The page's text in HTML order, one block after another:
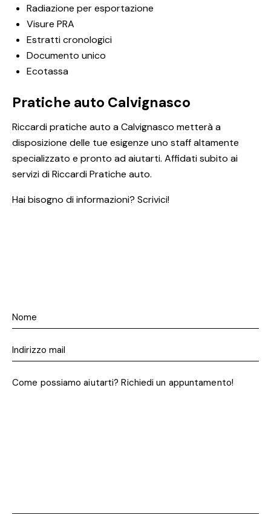
Radiazione per esportazione
Visure PRA
Estratti cronologici
Documento unico
Ecotassa
Pratiche auto Calvignasco
Riccardi pratiche auto a Calvignasco metterà a
disposizione delle tue esigenze uno staff altamente
specializzato e pronto ad aiutarti. Affidati subito ai
servizi di Riccardi Pratiche auto.
Hai bisogno di informazioni? Scrivici!